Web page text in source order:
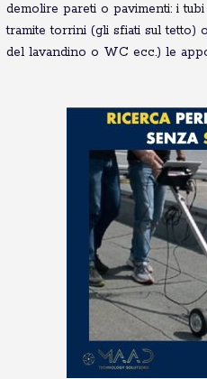
demolire pareti o pavimenti: i
tramite torrini (gli sfiati sul tetto)
del lavandino o WC ecc.) le